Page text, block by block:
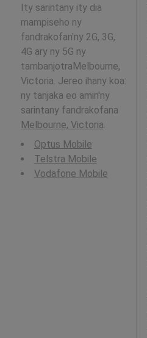
Ity sarintany ity dia
mampiseho ny
fandrakofan'ny 2G, 3G,
4G ary ny 5G ny
tambanjotraMelbourne,
Victoria. Jereo ihany koa:
ny tanjaka eo amin'ny
sarintany fandrakofana
Melbourne, Victoria.
Optus Mobile
Telstra Mobile
Vodafone Mobile